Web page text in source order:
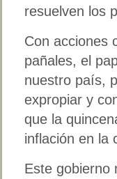
resuelven los
Con acciones
pañales, el
nuestro país,
expropiar y
que la
inflación en la
Este gobierno